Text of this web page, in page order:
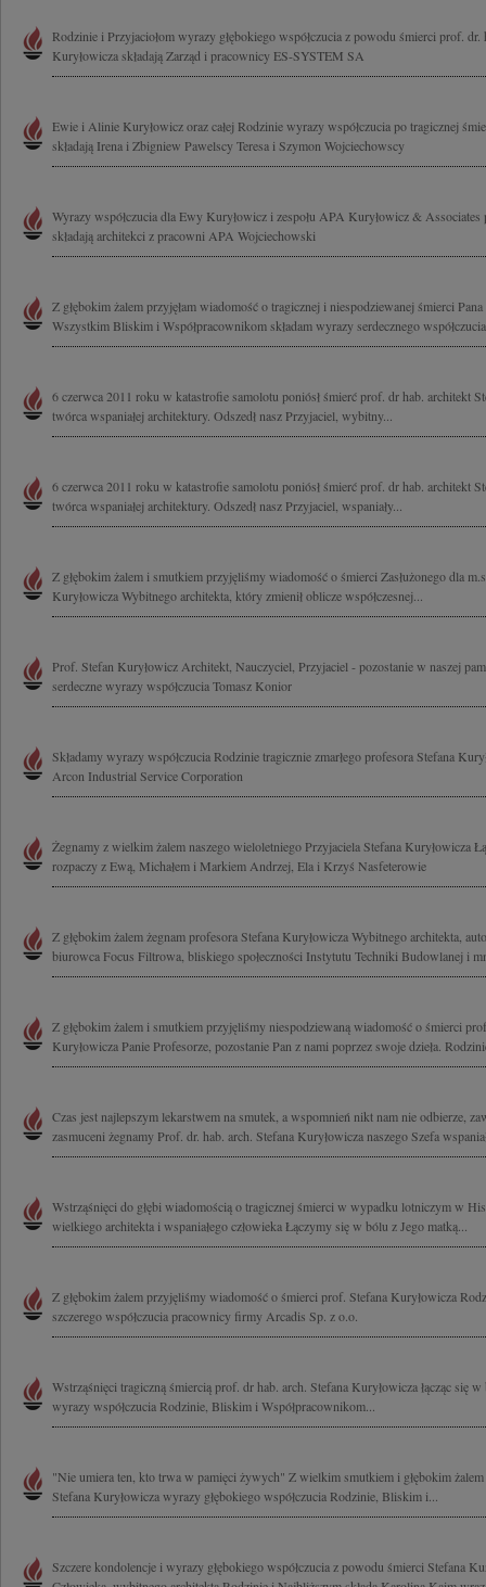
Rodzinie i Przyjaciołom wyrazy głębokiego współczucia z powodu śmierci prof. dr.
Kuryłowicza składają Zarząd i pracownicy ES-SYSTEM SA
Ewie i Alinie Kuryłowicz oraz całej Rodzinie wyrazy współczucia po tragicznej
składają Irena i Zbigniew Pawelscy Teresa i Szymon Wojciechowscy
Wyrazy współczucia dla Ewy Kuryłowicz i zespołu APA Kuryłowicz & Associates
składają architekci z pracowni APA Wojciechowski
Z głębokim żalem przyjęłam wiadomość o tragicznej i niespodziewanej śmierci
Wszystkim Bliskim i Współpracownikom składam wyrazy serdecznego
6 czerwca 2011 roku w katastrofie samolotu poniósł śmierć prof. dr hab. architekt
twórca wspaniałej architektury. Odszedł nasz Przyjaciel, wybitny...
6 czerwca 2011 roku w katastrofie samolotu poniósł śmierć prof. dr hab. architekt
twórca wspaniałej architektury. Odszedł nasz Przyjaciel, wspaniały...
Z głębokim żalem i smutkiem przyjęliśmy wiadomość o śmierci Zasłużonego dla
Kuryłowicza Wybitnego architekta, który zmienił oblicze współczesnej...
Prof. Stefan Kuryłowicz Architekt, Nauczyciel, Przyjaciel - pozostanie w naszej
serdeczne wyrazy współczucia Tomasz Konior
Składamy wyrazy współczucia Rodzinie tragicznie zmarłego profesora Stefana
Arcon Industrial Service Corporation
Żegnamy z wielkim żalem naszego wieloletniego Przyjaciela Stefana Kuryłowicza
rozpaczy z Ewą, Michałem i Markiem Andrzej, Ela i Krzyś Nasfeterowie
Z głębokim żalem żegnam profesora Stefana Kuryłowicza Wybitnego architekta,
biurowca Focus Filtrowa, bliskiego społeczności Instytutu Techniki Budowlanej i
Z głębokim żalem i smutkiem przyjęliśmy niespodziewaną wiadomość o śmierci
Kuryłowicza Panie Profesorze, pozostanie Pan z nami poprzez swoje dzieła.
Czas jest najlepszym lekarstwem na smutek, a wspomnień nikt nam nie odbierze,
zasmuceni żegnamy Prof. dr. hab. arch. Stefana Kuryłowicza naszego Szefa
Wstrząśnięci do głębi wiadomością o tragicznej śmierci w wypadku lotniczym w
wielkiego architekta i wspaniałego człowieka Łączymy się w bólu z Jego matką...
Z głębokim żalem przyjęliśmy wiadomość o śmierci prof. Stefana Kuryłowicza
szczerego współczucia pracownicy firmy Arcadis Sp. z o.o.
Wstrząśnięci tragiczną śmiercią prof. dr hab. arch. Stefana Kuryłowicza łącząc się
wyrazy współczucia Rodzinie, Bliskim i Współpracownikom...
"Nie umiera ten, kto trwa w pamięci żywych" Z wielkim smutkiem i głębokim
Stefana Kuryłowicza wyrazy głębokiego współczucia Rodzinie, Bliskim i...
Szczere kondolencje i wyrazy głębokiego współczucia z powodu śmierci Stefana